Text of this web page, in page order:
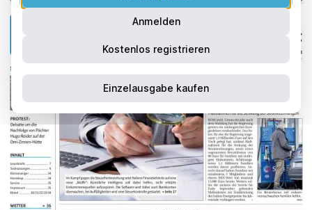
Anmelden
Kostenlos registrieren
Einzelausgabe kaufen